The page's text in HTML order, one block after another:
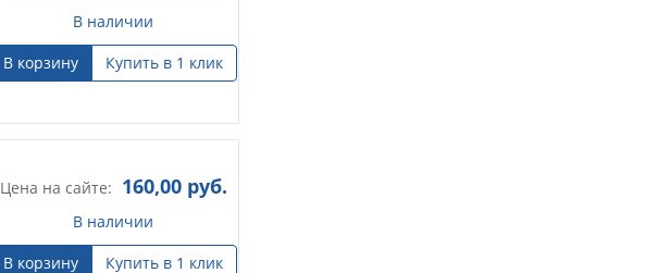
В наличии
В корзину
Купить в 1 клик
Цена на сайте: 160,00руб.
В наличии
В корзину
Купить в 1 клик